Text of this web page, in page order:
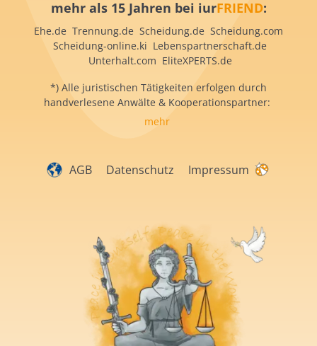
mehr als 15 Jahren bei iurFRIEND:
Ehe.de Trennung.de Scheidung.de Scheidung.com
Scheidung-online.ki Lebenspartnerschaft.de
Unterhalt.com EliteXPERTS.de
*) Alle juristischen Tätigkeiten erfolgen durch
handverlesene Anwälte & Kooperationspartner:
mehr
AGB Datenschutz Impressum